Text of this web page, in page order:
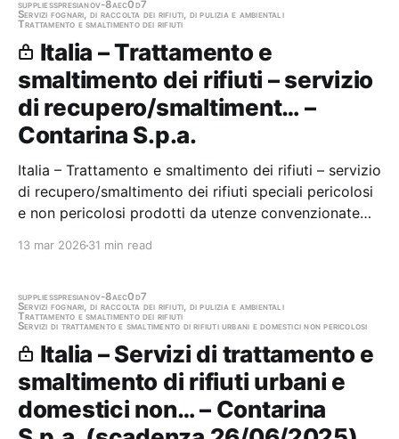
suppliesspresianov-8aec0d7
Servizi fognari, di raccolta dei rifiuti, di pulizia e ambientali
Trattamento e smaltimento dei rifiuti
Italia – Trattamento e
smaltimento dei rifiuti – servizio
di recupero/smaltiment… –
Contarina S.p.a.
Italia – Trattamento e smaltimento dei rifiuti – servizio
di recupero/smaltimento dei rifiuti speciali pericolosi
e non pericolosi prodotti da utenze convenzionate
13 mar 2026 31 min read
suppliesspresianov-8aec0d7
Servizi fognari, di raccolta dei rifiuti, di pulizia e ambientali
Trattamento e smaltimento dei rifiuti
Servizi di trattamento e smaltimento di rifiuti urbani e domestici non pericolosi
Italia – Servizi di trattamento e
smaltimento di rifiuti urbani e
domestici non… – Contarina